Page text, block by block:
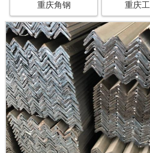
重庆角钢 重庆